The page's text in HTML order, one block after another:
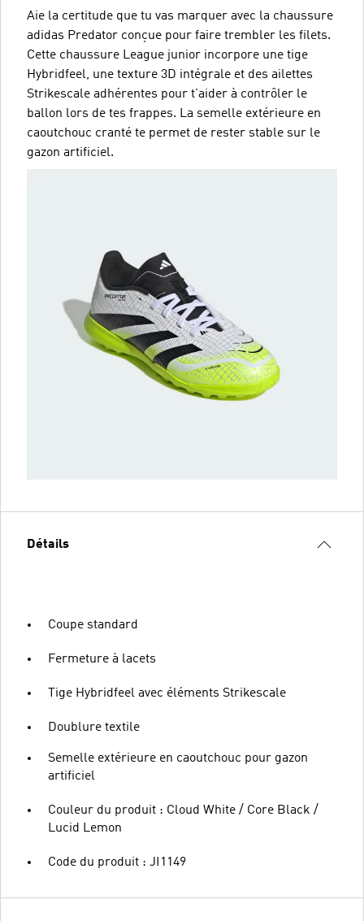
Aie la certitude que tu vas marquer avec la chaussure
adidas Predator conçue pour faire trembler les filets.
Cette chaussure League junior incorpore une tige
Hybridfeel, une texture 3D intégrale et des ailettes
Strikescale adhérentes pour t'aider à contrôler le
ballon lors de tes frappes. La semelle extérieure en
caoutchouc cranté te permet de rester stable sur le
gazon artificiel.
Détails
Coupe standard
Fermeture à lacets
Tige Hybridfeel avec éléments Strikescale
Doublure textile
Semelle extérieure en caoutchouc pour gazon
artificiel
Couleur du produit : Cloud White / Core Black /
Lucid Lemon
Code du produit : JI1149